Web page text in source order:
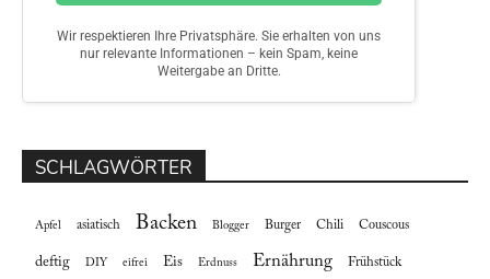
SCHLAGWÖRTER
Apfel asiatisch Backen Blogger Burger Chili Couscous
deftig DIY eifrei Eis Erdnuss Ernährung Frühstück